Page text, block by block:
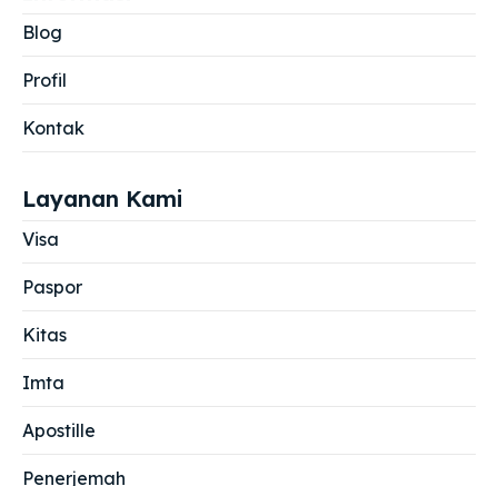
Blog
Profil
Kontak
Layanan Kami
Visa
Paspor
Kitas
Imta
Apostille
Penerjemah